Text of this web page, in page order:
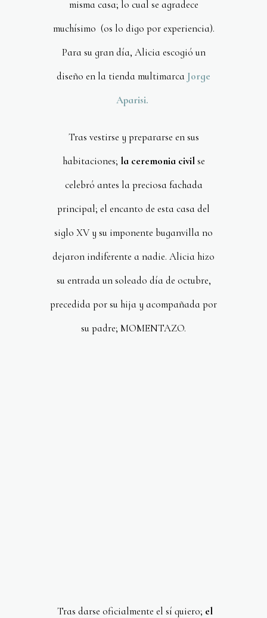
misma casa; lo cual se agradece
muchísimo (os lo digo por experiencia).
Para su gran día, Alicia escogió un
diseño en la tienda multimarca Jorge
Aparisi.
Tras vestirse y prepararse en sus
habitaciones; la ceremonia civilse
celebró antes la preciosa fachada
principal; el encanto de esta casa del
siglo XV y su imponente buganvilla no
dejaron indiferente a nadie. Alicia hizo
su entrada un soleado día de octubre,
precedida por su hija y acompañada por
su padre; MOMENTAZO.
Tras darse oficialmente el sí quiero; el